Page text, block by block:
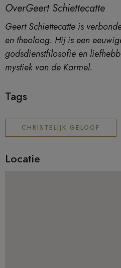
OverGeert Schiettecatte
Geert Schiettecatte is
en theoloog. Hij is een
godsdienstfilosofie en
mystiek van de Karmel.
Tags
CHRISTELIJK GELOOF
Locatie